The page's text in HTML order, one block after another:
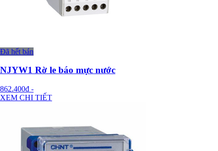
Đã hết bán
NJYW1 Rờ le báo mực nước
862.400đ -
XEM CHI TIẾT